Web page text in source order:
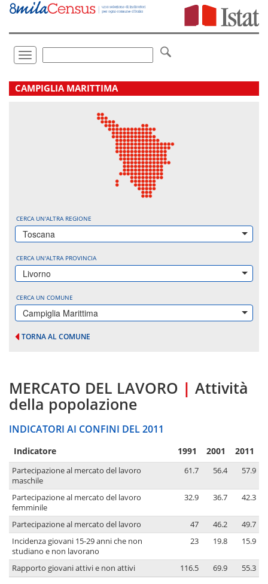
Vai
direttamente
Toggle
navigation
.
CAMPIGLIA MARITTIMA
CERCA UN'ALTRA REGIONE
Toscana
CERCA UN'ALTRA PROVINCIA
Livorno
CERCA UN COMUNE
Campiglia Marittima
TORNA AL COMUNE
MERCATO DEL LAVORO | Attività
della popolazione
INDICATORI AI CONFINI DEL 2011
Indicatore 1991 2001 2011
Partecipazione al mercato del lavoro
maschile
61.7 56.4 57.9
Partecipazione al mercato del lavoro
femminile
32.9 36.7 42.3
Partecipazione al mercato del lavoro 47 46.2
49.7
Incidenza giovani 15-29 anni che non
studiano e non lavorano
23 19.8 15.9
Rapporto giovani attivi e non attivi 116.5 69.9 55.3